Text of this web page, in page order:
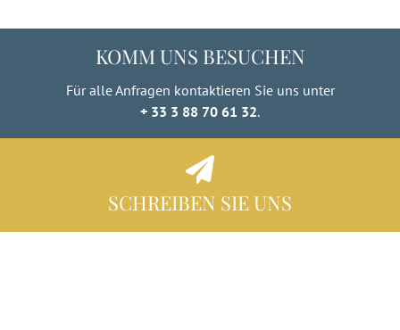
KOMM UNS BESUCHEN
Für alle Anfragen kontaktieren Sie uns unter
+ 33 3 88 70 61 32.
SCHREIBEN SIE UNS